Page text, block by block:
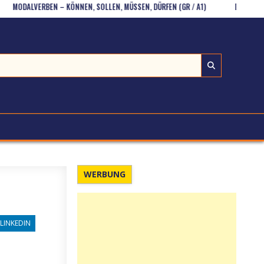
– KÖNNEN, SOLLEN, MÜSSEN, DÜRFEN (GR / A1) DIE
LINKEDIN
WERBUNG